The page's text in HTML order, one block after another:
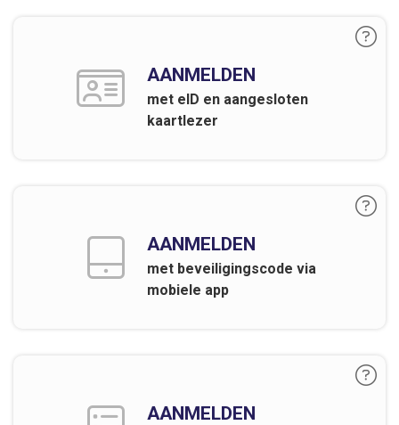
AANMELDEN
met eID en aangesloten
kaartlezer
AANMELDEN
met beveiligingscode via
mobiele app
AANMELDEN